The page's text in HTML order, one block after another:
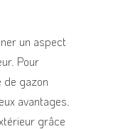
un aspect
Pour
de gazon
avantages.
grâce